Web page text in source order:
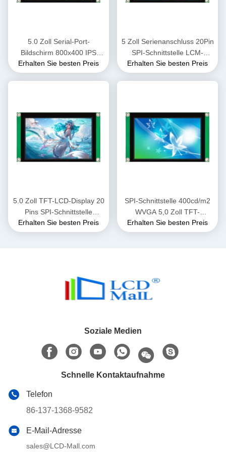
5.0 Zoll Serial-Port-
Bildschirm 800x400 IPS
TFT-LCD-Module kompatibel
mit X86
Erhalten Sie besten Preis
5 Zoll Serienanschluss 20Pin
SPI-Schnittstelle LCM-
Display-Bildschirm
LMT050WV008C-PZ015
Erhalten Sie besten Preis
5.0 Zoll TFT-LCD-Display 20
Pins SPI-Schnittstelle
800*480 LT7381 Treiber-IC-
Serienanschlussbildschirm
Erhalten Sie besten Preis
SPI-Schnittstelle 400cd/m2
WVGA 5,0 Zoll TFT-
Serienportbildschirm
Kompatibel mit
Erhalten Sie besten Preis
Soziale Medien
Schnelle Kontaktaufnahme
Telefon
86-137-1368-9582
E-Mail-Adresse
sales@LCD-Mall.com